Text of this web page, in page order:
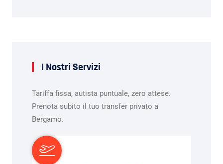
I Nostri Servizi
Tariffa fissa, autista puntuale, zero attese.
Prenota subito il tuo transfer privato a
Bergamo.